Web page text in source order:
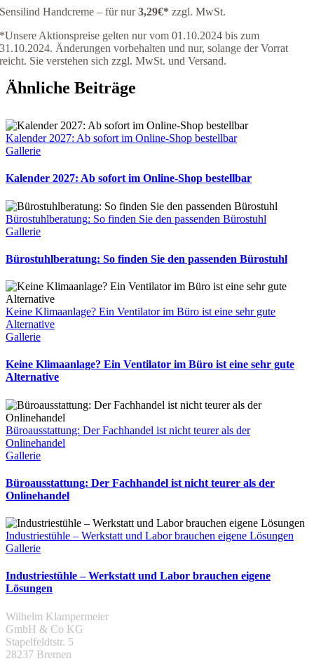
Sensilind Handcreme – für nur3,29€* zzgl. MwSt.
*Unsere Aktionspreise gelten nur vom 01.10.2024 bis zum
31.10.2024. Änderungen vorbehalten und nur, solange der Vorrat
reicht. Sie verstehen sich zzgl. MwSt. und Versand.
Ähnliche Beiträge
Kalender 2027: Ab sofort im Online-Shop bestellbar
Gallerie
Kalender 2027: Ab sofort im Online-Shop bestellbar
Bürostuhlberatung: So finden Sie den passenden Bürostuhl
Gallerie
Bürostuhlberatung: So finden Sie den passenden Bürostuhl
Keine Klimaanlage? Ein Ventilator im Büro ist eine sehr gute
Alternative
Gallerie
Keine Klimaanlage? Ein Ventilator im Büro ist eine sehr gute
Alternative
Büroausstattung: Der Fachhandel ist nicht teurer als der
Onlinehandel
Gallerie
Büroausstattung: Der Fachhandel ist nicht teurer als der
Onlinehandel
Industriestühle – Werkstatt und Labor brauchen eigene Lösungen
Gallerie
Industriestühle – Werkstatt und Labor brauchen eigene
Lösungen
Wilhelm Klampermeier
GmbH & Co KG
Stapelfeldtstr. 5
28237 Bremen